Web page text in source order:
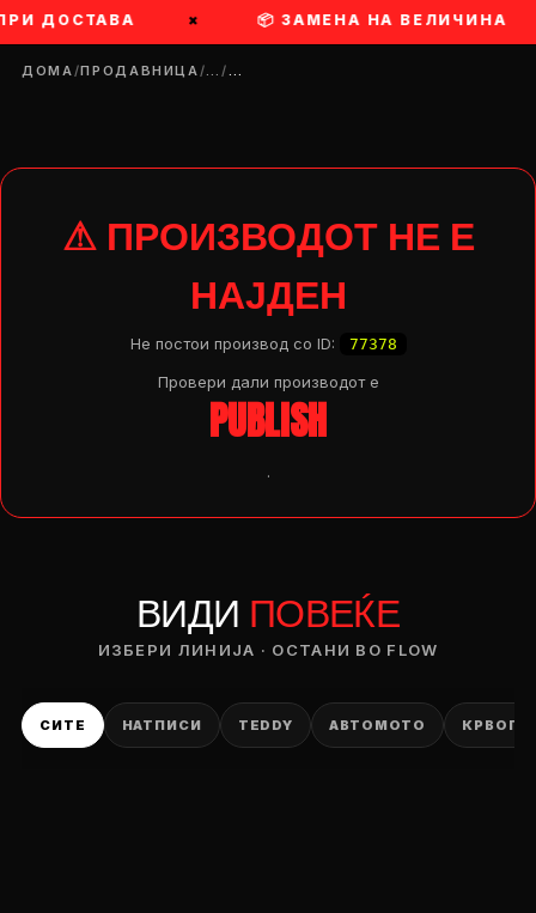
ДОСТАВА × 📦 ЗАМЕНА НА ВЕЛИЧИНА
ДОМА/ПРОДАВНИЦА/…/…
⚠ ПРОИЗВОДОТ НЕ Е
НАЈДЕН
Не постои производ со ID: 77378
Провери дали производот e
PUBLISH
.
ВИДИ ПОВЕЌЕ
ИЗБЕРИ ЛИНИЈА · ОСТАНИ ВО FLOW
СИТЕ НАТПИСИ TEDDY АВТОМОТО